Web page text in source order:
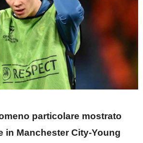
particolare mostrato
in Manchester City-Young